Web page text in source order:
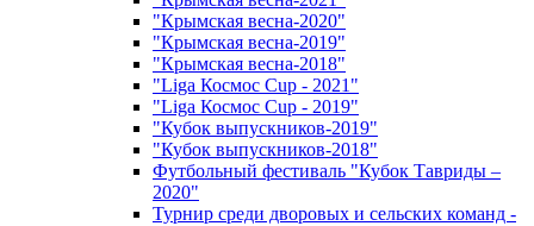
"Крымская весна-2020"
"Крымская весна-2019"
"Крымская весна-2018"
"Liga Космос Cup - 2021"
"Liga Космос Cup - 2019"
"Кубок выпускников-2019"
"Кубок выпускников-2018"
Футбольный фестиваль "Кубок Тавриды –
2020"
Турнир среди дворовых и сельских команд -